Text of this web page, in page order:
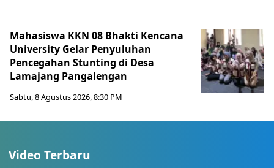
Mahasiswa KKN 08 Bhakti Kencana
University Gelar Penyuluhan
Pencegahan Stunting di Desa
Lamajang Pangalengan
Sabtu, 8 Agustus 2026, 8:30 PM
Video Terbaru